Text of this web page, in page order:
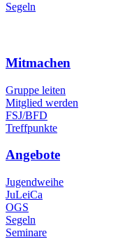
Segeln
Mitmachen
Gruppe leiten
Mitglied werden
FSJ/BFD
Treffpunkte
Angebote
Jugendweihe
JuLeiCa
OGS
Segeln
Seminare